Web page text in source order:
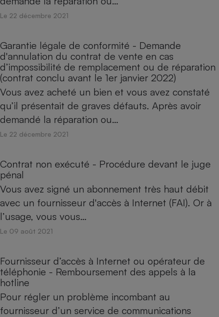
Le 22 décembre 2021
Garantie légale de conformité - Demande
d'annulation du contrat de vente en cas
d’impossibilité de remplacement ou de réparation
(contrat conclu avant le 1er janvier 2022)
Vous avez acheté un bien et vous avez constaté
qu’il présentait de graves défauts. Après avoir
demandé la réparation ou…
Le 22 décembre 2021
Contrat non exécuté - Procédure devant le juge
pénal
Vous avez signé un abonnement très haut débit
avec un fournisseur d'accès à Internet (FAI). Or à
l’usage, vous vous…
Le 09 août 2021
Fournisseur d’accès à Internet ou opérateur de
téléphonie - Remboursement des appels à la
hotline
Pour régler un problème incombant au
fournisseur d’un service de communications